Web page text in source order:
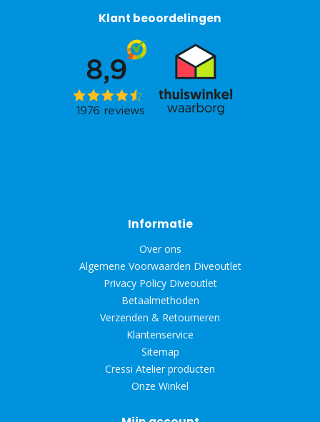
Klant beoordelingen
Informatie
Over ons
Algemene Voorwaarden Diveoutlet
Privacy Policy Diveoutlet
Betaalmethoden
Verzenden & Retourneren
Klantenservice
Sitemap
Cressi Atelier producten
Onze Winkel